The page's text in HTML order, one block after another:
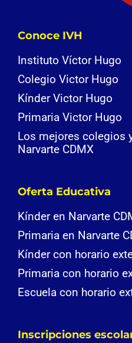
Conoce IVH
Instituto Víctor Hugo
Colegio Victor Hugo
Kínder Victor Hugo
Primaria Victor Hugo
Los mejores colegios
Narvarte CDMX
Oferta Educativa
Kínder en Narvarte
Primaria en Narvarte
Kínder con horario
Primaria con horario
Escuela con horario
Inscripciones